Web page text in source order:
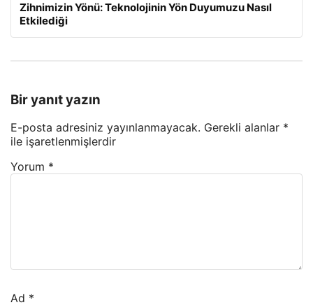
Zihnimizin Yönü: Teknolojinin Yön Duyumuzu Nasıl
Etkilediği
Bir yanıt yazın
E-posta adresiniz yayınlanmayacak. Gerekli alanlar *
ile işaretlenmişlerdir
Yorum *
Ad *